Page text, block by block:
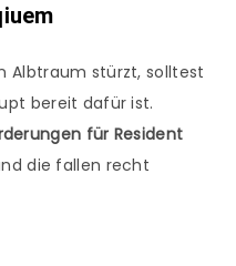
Albtraum stürzt, solltest
bereit dafür ist.
für Resident
die fallen recht